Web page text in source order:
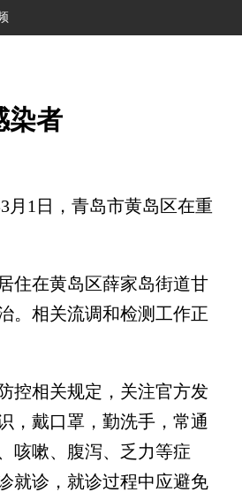
染者
1日，青岛市黄岛区在重
在黄岛区薛家岛街道甘
。相关流调和检测工作正
相关规定，关注官方发
，戴口罩，勤洗手，常通
咳嗽、腹泻、乏力等症
就诊，就诊过程中应避免